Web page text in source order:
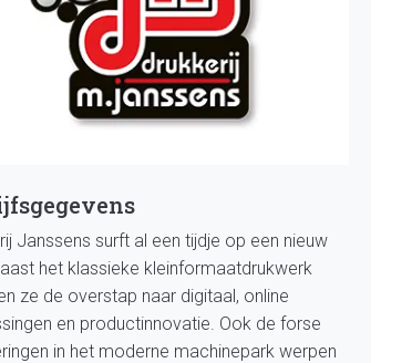
Janssens surft al een tijdje op een nieuw
het klassieke kleinformaatdrukwerk
ze de overstap naar digitaal, online
en productinnovatie. Ook de forse
in het moderne machinepark werpen